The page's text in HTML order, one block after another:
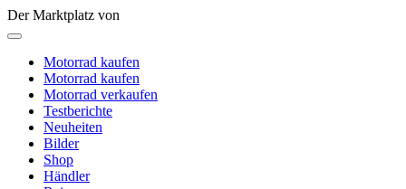
Der Marktplatz von
Motorrad kaufen
Motorrad kaufen
Motorrad verkaufen
Testberichte
Neuheiten
Bilder
Shop
Händler